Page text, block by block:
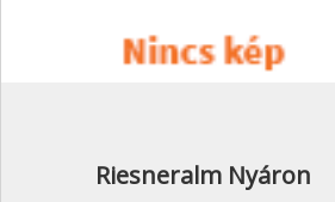
Riesneralm Nyáron